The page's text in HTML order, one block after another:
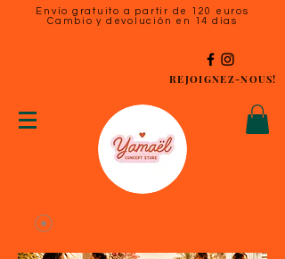
Envío gratuito a partir de 120 euros
Cambio y devolución en 14 días
REJOIGNEZ-NOUS!